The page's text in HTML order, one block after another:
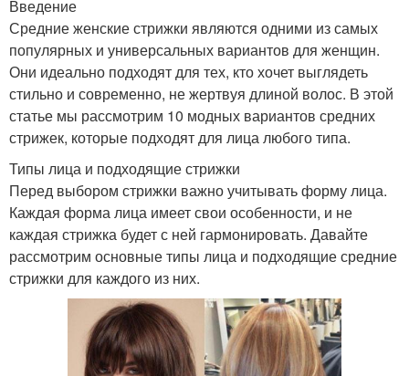
Введение
Средние женские стрижки являются одними из самых
популярных и универсальных вариантов для женщин.
Они идеально подходят для тех, кто хочет выглядеть
стильно и современно, не жертвуя длиной волос. В этой
статье мы рассмотрим 10 модных вариантов средних
стрижек, которые подходят для лица любого типа.
Типы лица и подходящие стрижки
Перед выбором стрижки важно учитывать форму лица.
Каждая форма лица имеет свои особенности, и не
каждая стрижка будет с ней гармонировать. Давайте
рассмотрим основные типы лица и подходящие средние
стрижки для каждого из них.